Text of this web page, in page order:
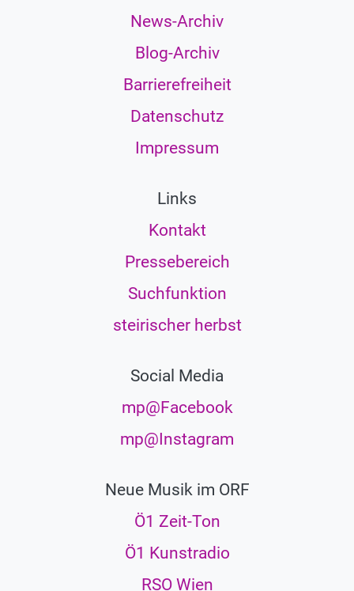
News-Archiv
Blog-Archiv
Barrierefreiheit
Datenschutz
Impressum
Links
Kontakt
Pressebereich
Suchfunktion
steirischer herbst
Social Media
mp@Facebook
mp@Instagram
Neue Musik im ORF
Ö1 Zeit-Ton
Ö1 Kunstradio
RSO Wien